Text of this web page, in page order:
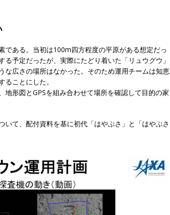
ある。当初は100m四方程度の平原がある想定だっ
予定だったが、実際にたどり着いた「リュウグウ」
な広さの場所はなかった。そのため運用チームは知恵
ことにした。
形図とGPSを組み合わせて場所を確認して目的の家
て、配付資料を基に初代「はやぶさ」と「はやぶさ